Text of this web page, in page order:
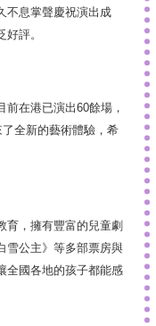
不息掌聲慶祝演出成
評。
在港已演出60餘場，
全新的藝術體驗，希
，擁有豐富的兒童劇
雪公主》等多部票房與
全國各地的孩子都能感